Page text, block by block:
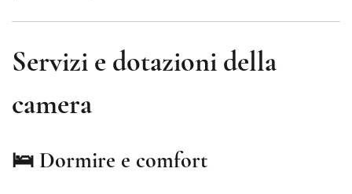
Servizi e dotazioni della
camera
🛌 Dormire e comfort